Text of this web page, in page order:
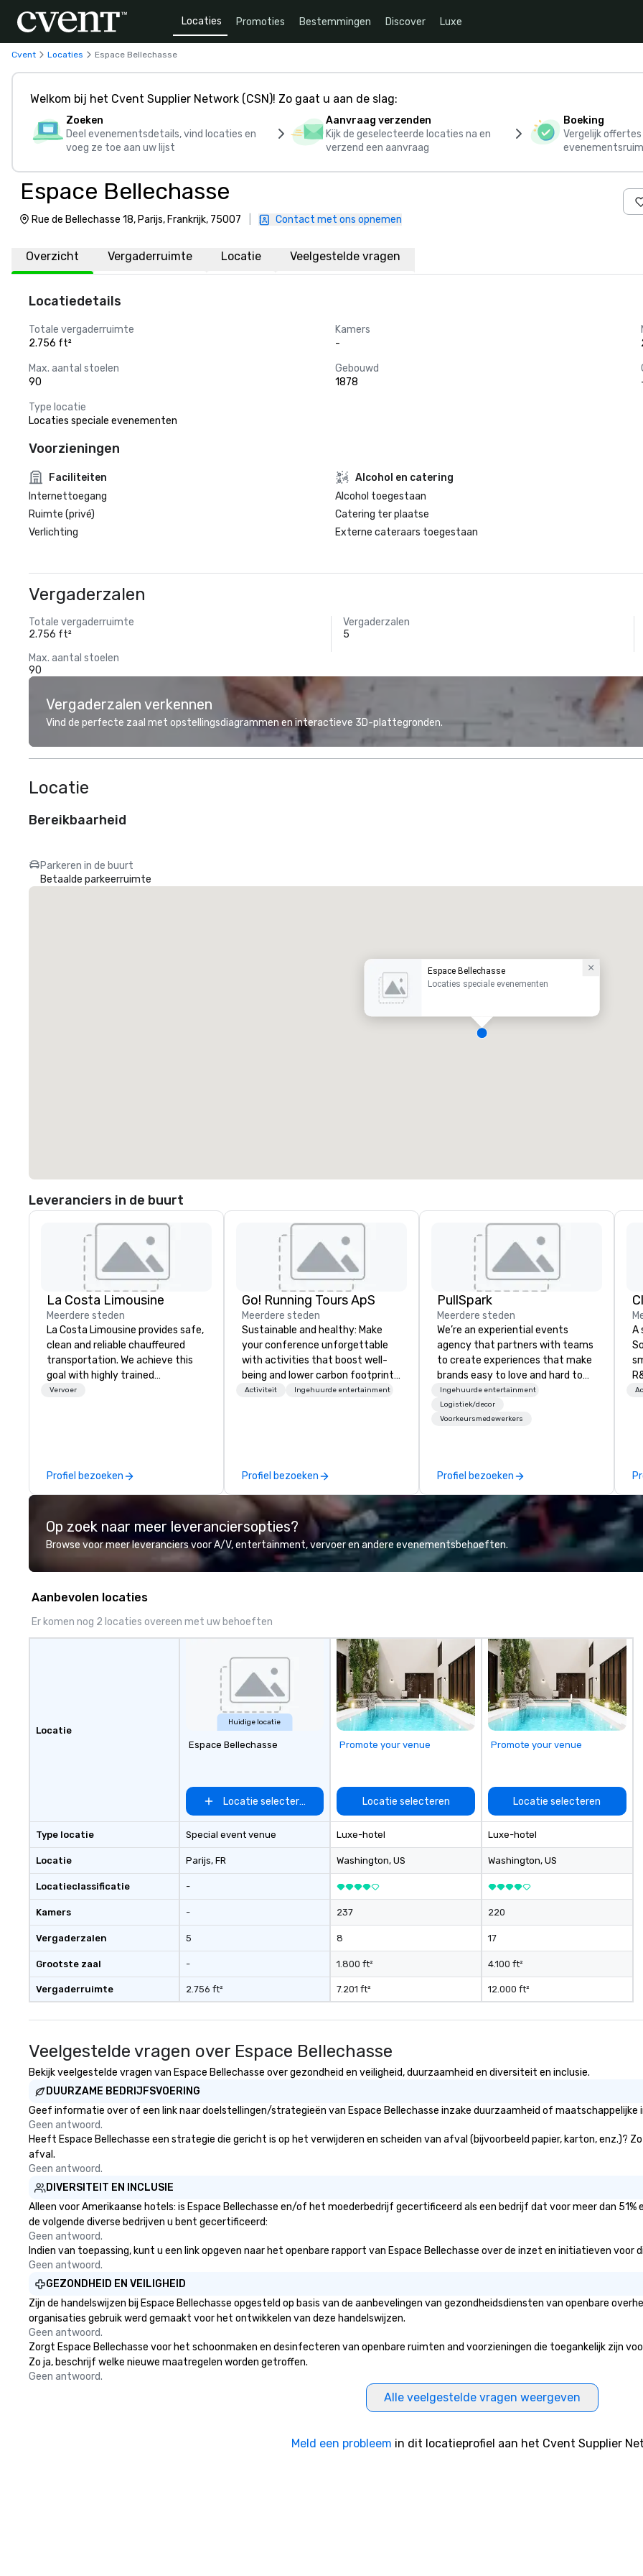
Locaties Promoties Bestemmingen Discover Luxe
Cvent Locaties Espace Bellechasse
Welkom bij het Cvent Supplier Network (CSN)! Zo gaat u aan de slag:
Zoeken
Deel evenementsdetails, vind locaties en
voeg ze toe aan uw lijst
Aanvraag verzenden
Kijk de geselecteerde locaties na en
verzend een aanvraag
Boeking
Vergelijk offertes
Espace Bellechasse
Rue de Bellechasse 18, Parijs, Frankrijk, 75007 Contact met ons opnemen
Overzicht Vergaderruimte Locatie Veelgestelde vragen
Locatiedetails
Totale vergaderruimte
2.756 ft²
Kamers
-
Max. aantal stoelen
90
Gebouwd
1878
Type locatie
Locaties speciale evenementen
Voorzieningen
Faciliteiten
Internettoegang
Ruimte (privé)
Verlichting
Alcohol en catering
Alcohol toegestaan
Catering ter plaatse
Externe cateraars toegestaan
Vergaderzalen
Totale vergaderruimte
2.756 ft²
Vergaderzalen
5
Max. aantal stoelen
90
Vergaderzalen verkennen
Vind de perfecte zaal met opstellingsdiagrammen en interactieve 3D-plattegronden.
Locatie
Bereikbaarheid
Parkeren in de buurt
Betaalde parkeerruimte
Espace Bellechasse
Locaties speciale evenementen
Leveranciers in de buurt
La Costa Limousine
Meerdere steden
La Costa Limousine provides safe,
clean and reliable chauffeured
transportation. We achieve this
goal with highly trained
chauffeurs, the newest vehicles
perfectly maintained fleet of late
model luxury vehicles to the
professional team of chauffeurs
and support staff; you will know
Costa Limousine.
Vervoer
Profiel bezoeken
Go! Running Tours ApS
Meerdere steden
Sustainable and healthy: Make
your conference unforgettable
with activities that boost well-
being and lower carbon footprints.
Explore the world on the run with
Activiteit Ingehuurde entertainment
Profiel bezoeken
PullSpark
Meerdere steden
We’re an experiential events
agency that partners with teams
to create experiences that make
brands easy to love and hard to
forget. Most companies already
know what makes them easy to
love; we help teams design
Ingehuurde entertainment
Logistiek/decor
Voorkeursmedewerkers
Profiel bezoeken
A
Op zoek naar meer leveranciersopties?
Browse voor meer leveranciers voor A/V, entertainment, vervoer en andere evenementsbehoeften.
Aanbevolen locaties
Er komen nog 2 locaties overeen met uw behoeften
Locatie
Type locatie
Locatie
Locatieclassificatie
Kamers
Vergaderzalen
Grootste zaal
Vergaderruimte
Huidige locatie
Espace Bellechasse
Locatie selecteren
Special event venue
Parijs, FR
-
-
5
-
2.756 ft²
Promote your venue
Locatie selecteren
Luxe-hotel
Washington, US
237
8
1.800 ft²
7.201 ft²
Promote your venue
Locatie selecteren
Luxe-hotel
Washington, US
220
17
4.100 ft²
12.000 ft²
Veelgestelde vragen over Espace Bellechasse
Bekijk veelgestelde vragen van Espace Bellechasse over gezondheid en veiligheid, duurzaamheid en diversiteit en inclusie.
DUURZAME BEDRIJFSVOERING
Geef informatie over of een link naar doelstellingen/strategieën van Espace Bellechasse inzake duurzaamheid of maatschappelijke
Geen antwoord.
Heeft Espace Bellechasse een strategie die gericht is op het verwijderen en scheiden van afval (bijvoorbeeld papier, karton, enz.)?
afval.
Geen antwoord.
DIVERSITEIT EN INCLUSIE
Alleen voor Amerikaanse hotels: is Espace Bellechasse en/of het moederbedrijf gecertificeerd als een bedrijf dat voor meer dan 51%
de volgende diverse bedrijven u bent gecertificeerd:
Geen antwoord.
Indien van toepassing, kunt u een link opgeven naar het openbare rapport van Espace Bellechasse over de inzet en initiatieven voor
Geen antwoord.
GEZONDHEID EN VEILIGHEID
Zijn de handelswijzen bij Espace Bellechasse opgesteld op basis van de aanbevelingen van gezondheidsdiensten van openbare
organisaties gebruik werd gemaakt voor het ontwikkelen van deze handelswijzen.
Geen antwoord.
Zorgt Espace Bellechasse voor het schoonmaken en desinfecteren van openbare ruimten and voorzieningen die toegankelijk zijn
Zo ja, beschrijf welke nieuwe maatregelen worden getroffen.
Geen antwoord.
Alle veelgestelde vragen weergeven
Meld een probleem in dit locatieprofiel aan het Cvent Supplier